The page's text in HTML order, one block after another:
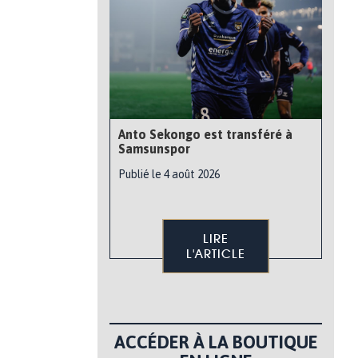
Anto Sekongo est transféré à
Samsunspor
Publié le 4 août 2026
LIRE
L'ARTICLE
ACCÉDER À LA BOUTIQUE